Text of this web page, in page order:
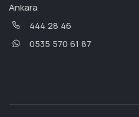
Ankara
444 28 46
0535 570 61 87